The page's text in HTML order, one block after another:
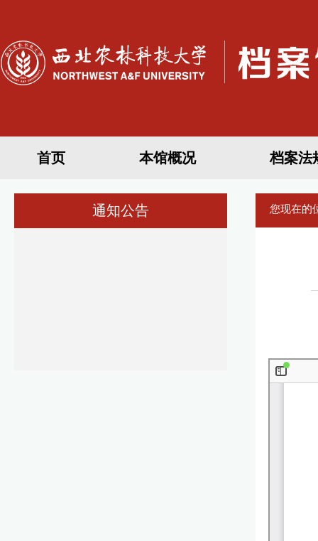
首页 本馆概况 档案法
通知公告 您现在的